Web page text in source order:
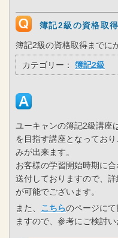
簿記2級の資格取
簿記2級の資格取得までに
カテゴリー： 簿記2級
ユーキャンの簿記2級講座
を目指す講座となってお
みが出来ます。
お客様の学習開始時期に
送付しておりますので、
が可能でございます。
また、 こちらのページに
ますので、参考にご検討